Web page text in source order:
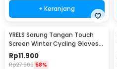
+ Keranjang
YRELS Sarung Tangan Touch
Screen Winter Cycling Gloves
Windproof - WR-10
Rp11.900
Rp27.900 58%